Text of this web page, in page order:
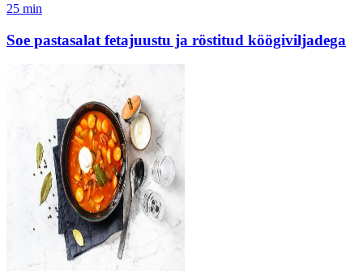
25 min
Soe pastasalat fetajuustu ja röstitud köögiviljadega